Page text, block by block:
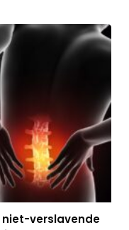
verslavende